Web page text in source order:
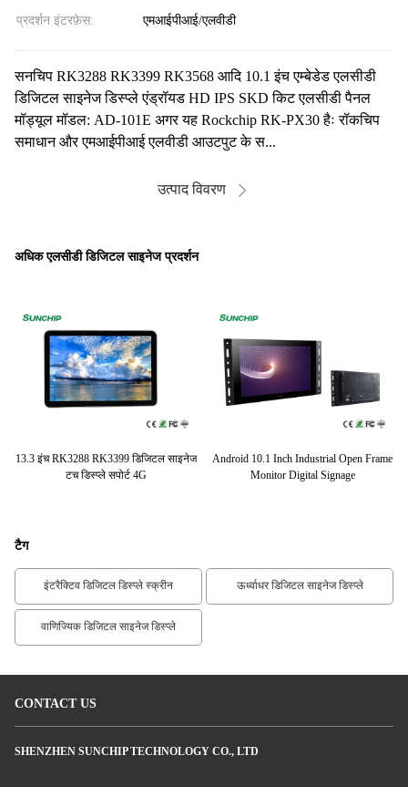
प्रदर्शन इंटरफ़ेस: एमआईपीआई/एलवीडी
सनचिप RK3288 RK3399 RK3568 आदि 10.1 इंच एम्बेडेड एलसीडी
डिजिटल साइनेज डिस्प्ले एंड्रॉयड HD IPS SKD किट एलसीडी पैनल
मॉड्यूल मॉडल: AD-101E अगर यह Rockchip RK-PX30 हैः रॉकचिप
समाधान और एमआईपीआई एलवीडी आउटपुट के स...
उत्पाद विवरण
अधिक एलसीडी डिजिटल साइनेज प्रदर्शन
13.3 इंच RK3288 RK3399 डिजिटल साइनेज
टच डिस्प्ले सपोर्ट 4G
Android 10.1 Inch Industrial Open Frame
Monitor Digital Signage
टैग
इंटरैक्टिव डिजिटल डिस्प्ले स्क्रीन ऊर्ध्वाधर डिजिटल साइनेज डिस्प्ले
वाणिज्यिक डिजिटल साइनेज डिस्प्ले
CONTACT US
SHENZHEN SUNCHIP TECHNOLOGY CO., LTD